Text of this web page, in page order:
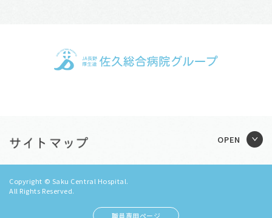
Copyright © Saku Central Hospital.
All Rights Reserved.
職員専用ページ